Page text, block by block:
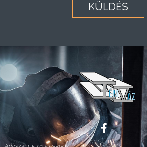
KÜLDÉS